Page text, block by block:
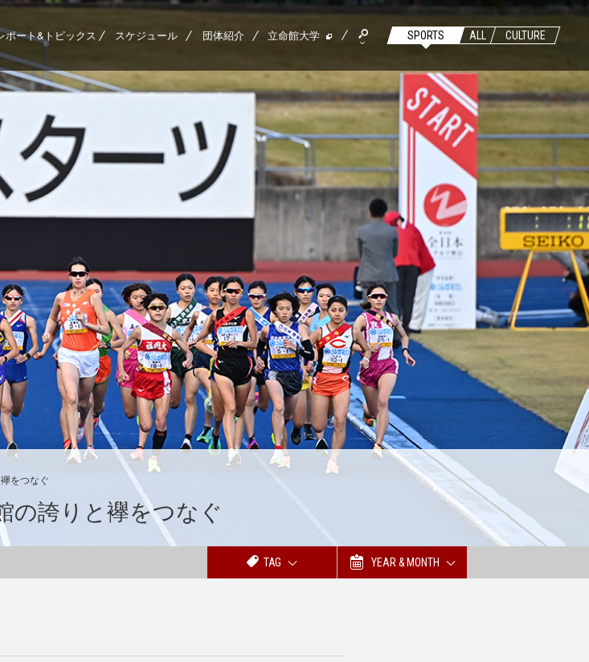
ポート&トピックス スケジュール 団体紹介 立命館大学 SPORTS ALL CULTURE
をつなぐ
の誇りと襷をつなぐ
TAG YEAR & MONTH